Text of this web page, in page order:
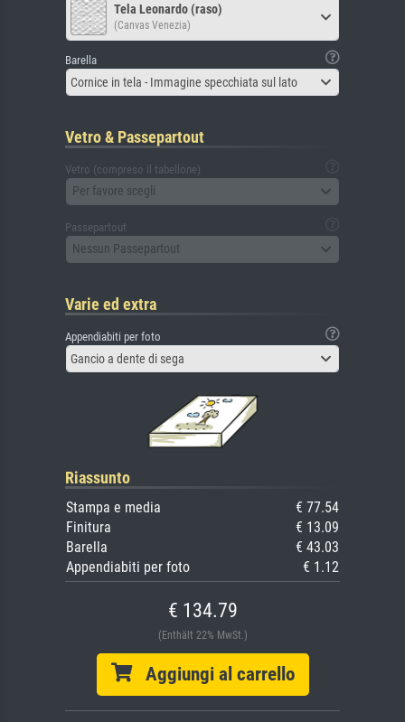
Tela Leonardo (raso)
(Canvas Venezia)
Barella
Cornice in tela - Immagine specchiata sul lato
Vetro & Passepartout
Vetro (compreso il tabellone)
Per favore scegli
Passepartout
Nessun Passepartout
Varie ed extra
Appendiabiti per foto
Gancio a dente di sega
Riassunto
Stampa e media
€ 77.54
Finitura
€ 13.09
Barella
€ 43.03
Appendiabiti per foto
€ 1.12
€ 134.79
(Enthält 22% MwSt.)
Aggiungi al carrello